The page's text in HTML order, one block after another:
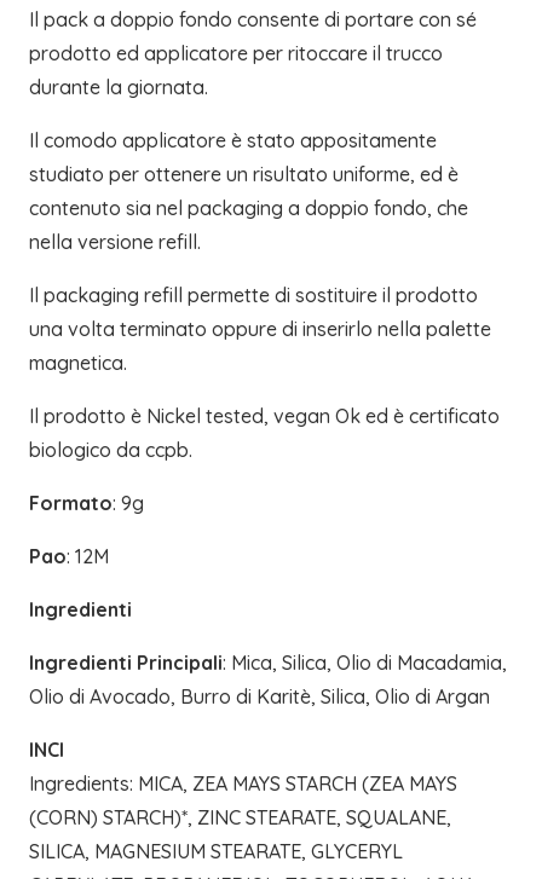
Il pack a doppio fondo consente di portare con sé
prodotto ed applicatore per ritoccare il trucco
durante la giornata.
Il comodo applicatore è stato appositamente
studiato per ottenere un risultato uniforme, ed è
contenuto sia nel packaging a doppio fondo, che
nella versione refill.
Il packaging refill permette di sostituire il prodotto
una volta terminato oppure di inserirlo nella palette
magnetica.
Il prodotto è Nickel tested, vegan Ok ed è certificato
biologico da ccpb.
Formato: 9g
Pao: 12M
Ingredienti
Ingredienti Principali: Mica, Silica, Olio di Macadamia,
Olio di Avocado, Burro di Karitè, Silica, Olio di Argan
INCI
Ingredients: MICA, ZEA MAYS STARCH (ZEA MAYS
(CORN) STARCH)*, ZINC STEARATE, SQUALANE,
SILICA, MAGNESIUM STEARATE, GLYCERYL